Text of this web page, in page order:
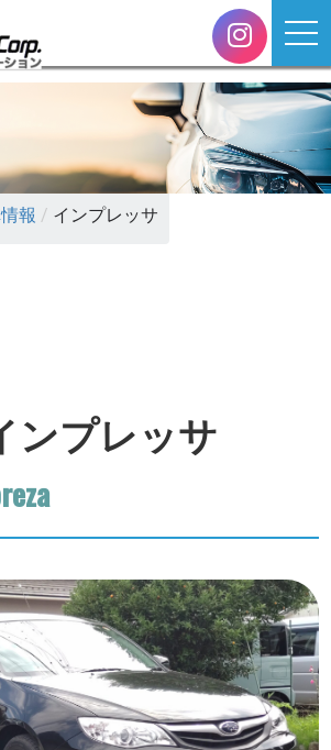
報 / インプレッサ
ンプレッサ